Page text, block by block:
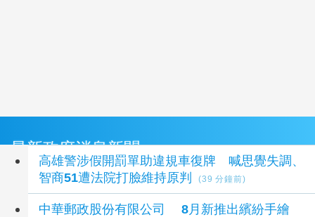
最新政府消息新聞
高雄警涉假開罰單助違規車復牌 喊思覺失調、
智商51遭法院打臉維持原判
(39 分鐘前)
中華郵政股份有限公司 8月新推出繽紛手繪